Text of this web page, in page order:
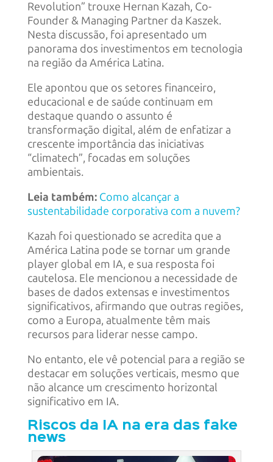
Revolution” trouxe Hernan Kazah, Co-
Founder & Managing Partner da Kaszek.
Nesta discussão, foi apresentado um
panorama dos investimentos em tecnologia
na região da América Latina.
Ele apontou que os setores financeiro,
educacional e de saúde continuam em
destaque quando o assunto é
transformação digital, além de enfatizar a
crescente importância das iniciativas
“climatech”, focadas em soluções
ambientais.
Leia também: Como alcançar a
sustentabilidade corporativa com a nuvem?
Kazah foi questionado se acredita que a
América Latina pode se tornar um grande
player global em IA, e sua resposta foi
cautelosa. Ele mencionou a necessidade de
bases de dados extensas e investimentos
significativos, afirmando que outras regiões,
como a Europa, atualmente têm mais
recursos para liderar nesse campo.
No entanto, ele vê potencial para a região se
destacar em soluções verticais, mesmo que
não alcance um crescimento horizontal
significativo em IA.
Riscos da IA na era das fake
news